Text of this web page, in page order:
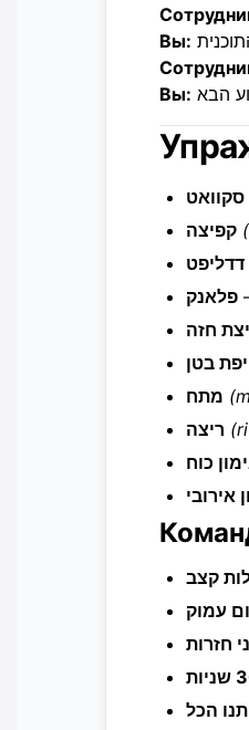
Вы:
Вы:
קפיצה
דדליפט
פלאנק
חזה
בטן
מתח
ריצה
כוח
אירובי